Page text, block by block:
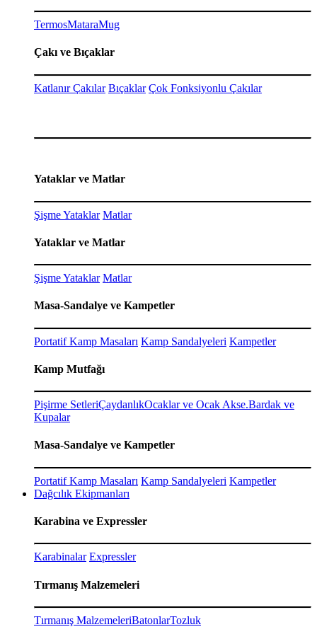
TermosMataraMug
Çakı ve Bıçaklar
Katlanır Çakılar Bıçaklar Çok Fonksiyonlu Çakılar
Yataklar ve Matlar
Şişme Yataklar Matlar
Yataklar ve Matlar
Şişme Yataklar Matlar
Masa-Sandalye ve Kampetler
Portatif Kamp Masaları Kamp Sandalyeleri Kampetler
Kamp Mutfağı
Pişirme SetleriÇaydanlıkOcaklar ve Ocak Akse.Bardak ve
Kupalar
Masa-Sandalye ve Kampetler
Portatif Kamp Masaları Kamp Sandalyeleri Kampetler
Dağcılık Ekipmanları
Karabina ve Expressler
Karabinalar Expressler
Tırmanış Malzemeleri
Tırmanış MalzemeleriBatonlarTozluk